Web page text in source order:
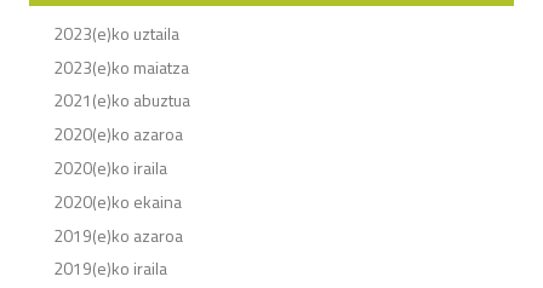
2023(e)ko uztaila
2023(e)ko maiatza
2021(e)ko abuztua
2020(e)ko azaroa
2020(e)ko iraila
2020(e)ko ekaina
2019(e)ko azaroa
2019(e)ko iraila